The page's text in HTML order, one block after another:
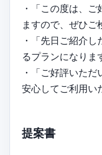
・「この度は、
ますので、ぜひご
・「先日ご紹介
るプランになりま
・「ご好評いただ
安心してご利用い
提案書